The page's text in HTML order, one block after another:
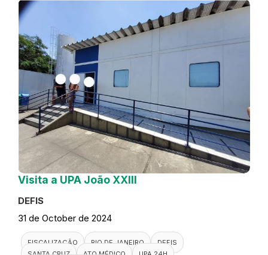
Visita a UPA João XXIII
DEFIS
31 de October de 2024
FISCALIZAÇÃO RIO DE JANEIRO
DEFIS